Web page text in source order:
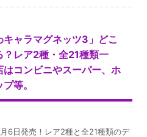
キャラマグネッツ3」どこ
？レア2種・全21種類一
はコンビニやスーパー、ホ
等。
6日発売！レア2種と全21種類のデ